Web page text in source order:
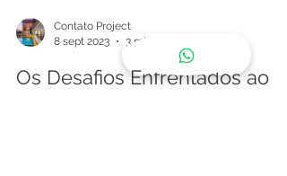
Contato Project
8 sept 2023
3 min de lectura
Os Desafios Enfrentados ao